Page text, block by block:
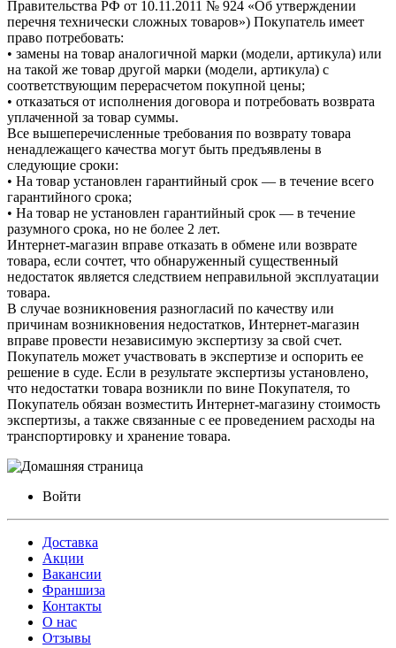
Правительства РФ от 10.11.2011 № 924 «Об утверждении
перечня технически сложных товаров») Покупатель имеет
право потребовать:
• замены на товар аналогичной марки (модели, артикула) или
на такой же товар другой марки (модели, артикула) с
соответствующим перерасчетом покупной цены;
• отказаться от исполнения договора и потребовать возврата
уплаченной за товар суммы.
Все вышеперечисленные требования по возврату товара
ненадлежащего качества могут быть предъявлены в
следующие сроки:
• На товар установлен гарантийный срок — в течение всего
гарантийного срока;
• На товар не установлен гарантийный срок — в течение
разумного срока, но не более 2 лет.
Интернет-магазин вправе отказать в обмене или возврате
товара, если сочтет, что обнаруженный существенный
недостаток является следствием неправильной эксплуатации
товара.
В случае возникновения разногласий по качеству или
причинам возникновения недостатков, Интернет-магазин
вправе провести независимую экспертизу за свой счет.
Покупатель может участвовать в экспертизе и оспорить ее
решение в суде. Если в результате экспертизы установлено,
что недостатки товара возникли по вине Покупателя, то
Покупатель обязан возместить Интернет-магазину стоимость
экспертизы, а также связанные с ее проведением расходы на
транспортировку и хранение товара.
Войти
Доставка
Акции
Вакансии
Франшиза
Контакты
О нас
Отзывы